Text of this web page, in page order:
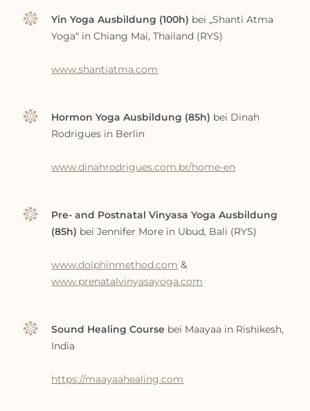
Yin Yoga Ausbildung (100h) bei „Shanti Atma
Yoga“ in Chiang Mai, Thailand (RYS)
www.shantiatma.com
Hormon Yoga Ausbildung (85h) bei Dinah
Rodrigues in Berlin
www.dinahrodrigues.com.br/home-en
Pre- and Postnatal Vinyasa Yoga Ausbildung
(85h) bei Jennifer More in Ubud, Bali (RYS)
www.dolphinmethod.com &
www.prenatalvinyasayoga.com
Sound Healing Course bei Maayaa in Rishikesh,
India
https://maayaahealing.com